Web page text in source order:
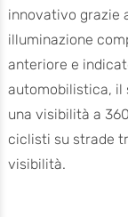
innovativo grazie
illuminazione
anteriore e
automobilistica, il
una visibilità a
ciclisti su strade
visibilità.